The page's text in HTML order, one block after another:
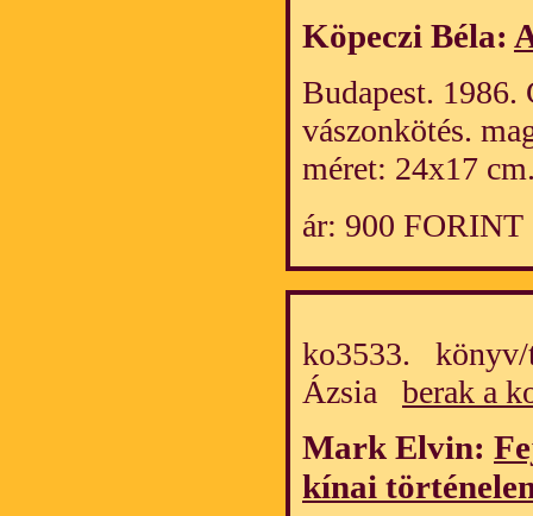
Köpeczi Béla:
Budapest. 1986.
vászonkötés.
méret: 24x17
ár: 900 FORINT
ko3533. könyv/
Ázsia berak a
Mark Elvin:
kínai